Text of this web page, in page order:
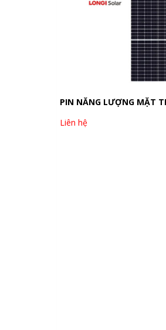
PIN NĂNG LƯỢNG MẶT
Liên hệ